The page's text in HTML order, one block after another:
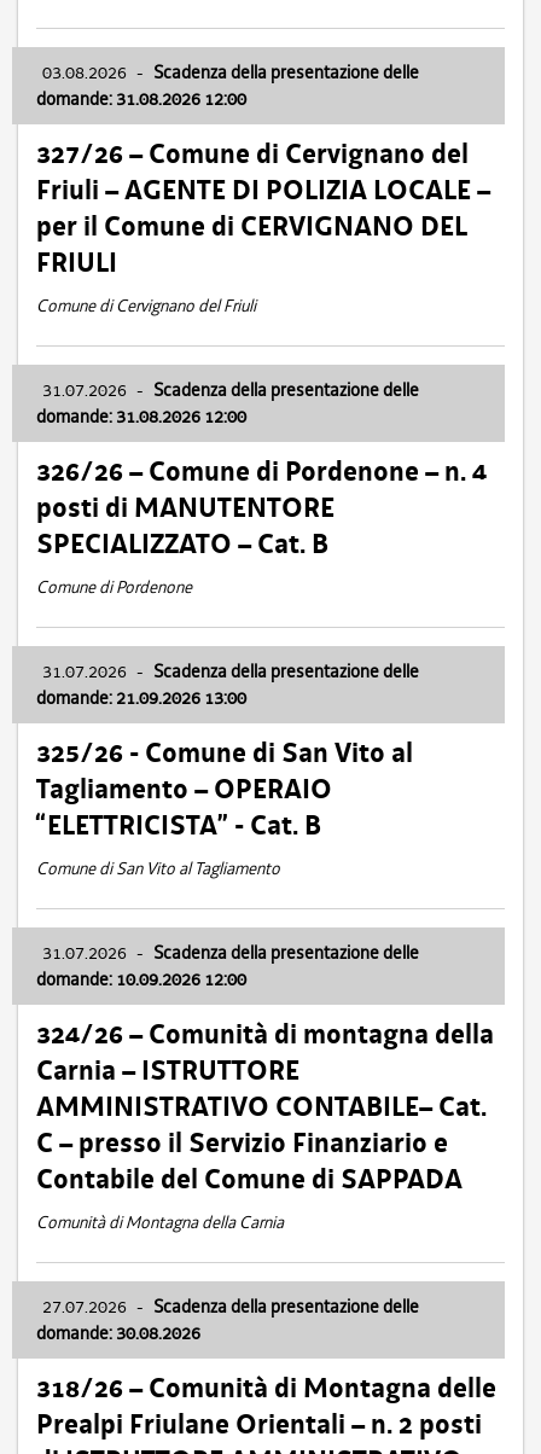
03.08.2026 - Scadenza della presentazione delle
domande: 31.08.2026 12:00
327/26 – Comune di Cervignano del
Friuli – AGENTE DI POLIZIA LOCALE –
per il Comune di CERVIGNANO DEL
FRIULI
Comune di Cervignano del Friuli
31.07.2026 - Scadenza della presentazione delle
domande: 31.08.2026 12:00
326/26 – Comune di Pordenone – n. 4
posti di MANUTENTORE
SPECIALIZZATO – Cat. B
Comune di Pordenone
31.07.2026 - Scadenza della presentazione delle
domande: 21.09.2026 13:00
325/26 - Comune di San Vito al
Tagliamento – OPERAIO
“ELETTRICISTA” - Cat. B
Comune di San Vito al Tagliamento
31.07.2026 - Scadenza della presentazione delle
domande: 10.09.2026 12:00
324/26 – Comunità di montagna della
Carnia – ISTRUTTORE
AMMINISTRATIVO CONTABILE– Cat.
C – presso il Servizio Finanziario e
Contabile del Comune di SAPPADA
Comunità di Montagna della Carnia
27.07.2026 - Scadenza della presentazione delle
domande: 30.08.2026
318/26 – Comunità di Montagna delle
Prealpi Friulane Orientali – n. 2 posti